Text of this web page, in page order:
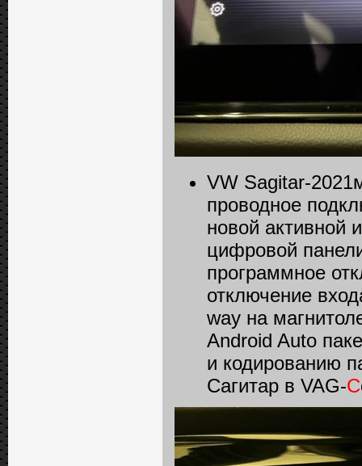
VW Sagitar-
проводное
новой активной
цифровой
программное
отключение
way на
Android Auto
и кодированию
Сагитар в VAG-C